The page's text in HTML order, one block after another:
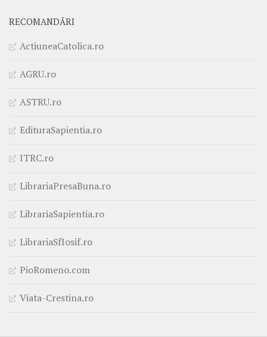
RECOMANDĂRI
ActiuneaCatolica.ro
AGRU.ro
ASTRU.ro
EdituraSapientia.ro
ITRC.ro
LibrariaPresaBuna.ro
LibrariaSapientia.ro
LibrariaSfIosif.ro
PioRomeno.com
Viata-Crestina.ro